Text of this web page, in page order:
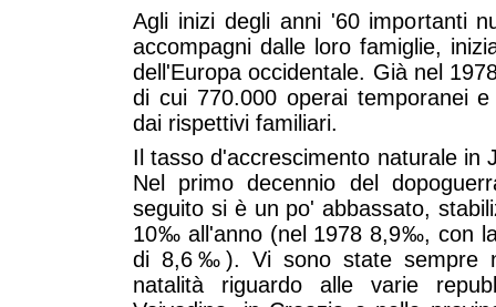
Agli inizi degli anni '60 importanti
accompagni dalle loro famiglie,
dell'Europa occidentale. Già nel
di cui 770.000 operai temporanei
dai rispettivi familiari.
Il tasso d'accrescimento naturale in
Nel primo decennio del
seguito si è un po' abbassato,
10‰ all'anno (nel 1978 8,9‰, con
di 8,6‰). Vi sono state sempre
natalità riguardo alle varie